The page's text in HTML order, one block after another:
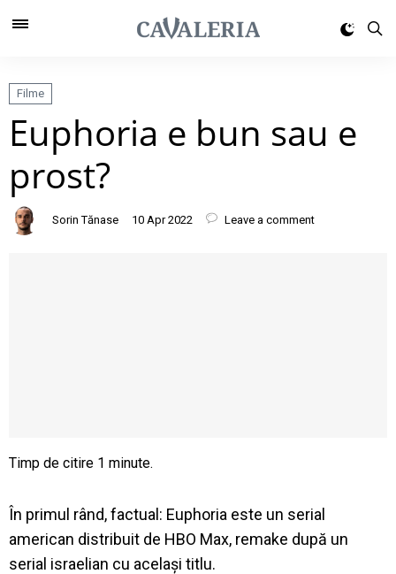
Filme
Euphoria e bun sau e
prost?
Sorin Tănase 10 Apr 2022 Leave a comment
În primul rând, factual: Euphoria este un serial
american distribuit de HBO Max, remake după un
serial israelian cu același titlu.